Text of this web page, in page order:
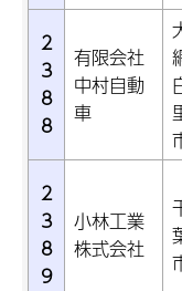
2
3
8
8
有限会社
中村自動
車
2
3
8
9
小林工業
株式会社